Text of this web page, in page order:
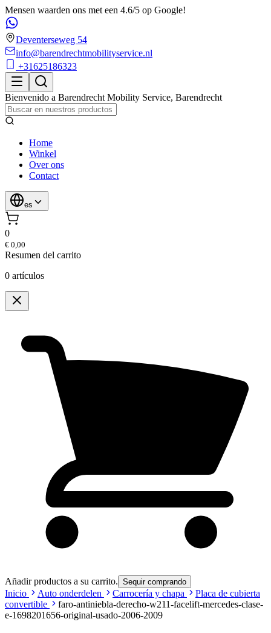
Mensen waarden ons met een 4.6/5 op Google!
Deventerseweg 54
info@barendrechtmobilityservice.nl
+31625186323
Bienvenido a Barendrecht Mobility Service, Barendrecht
Home
Winkel
Over ons
Contact
es
0
€ 0,00
Resumen del carrito
0 artículos
Añadir productos a su carrito. Sequir comprando
Inicio Auto onderdelen Carrocería y chapa
Placa de cubierta
convertible
faro-antiniebla-derecho-w211-facelift-mercedes-clase-
e-1698201656-original-usado-2006-2009